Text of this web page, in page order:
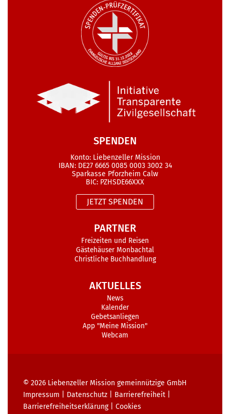
SPENDEN
Konto: Liebenzeller Mission
IBAN: DE27 6665 0085 0003 3002 34
Sparkasse Pforzheim Calw
BIC: PZHSDE66XXX
JETZT SPENDEN
PARTNER
Freizeiten und Reisen
Gästehäuser Monbachtal
Christliche Buchhandlung
AKTUELLES
News
Kalender
Gebetsanliegen
App "Meine Mission"
Webcam
© 2026 Liebenzeller Mission gemeinnützige GmbH
Impressum
Datenschutz Barrierefreiheit
Barrierefreiheits­erklärung| Cookies